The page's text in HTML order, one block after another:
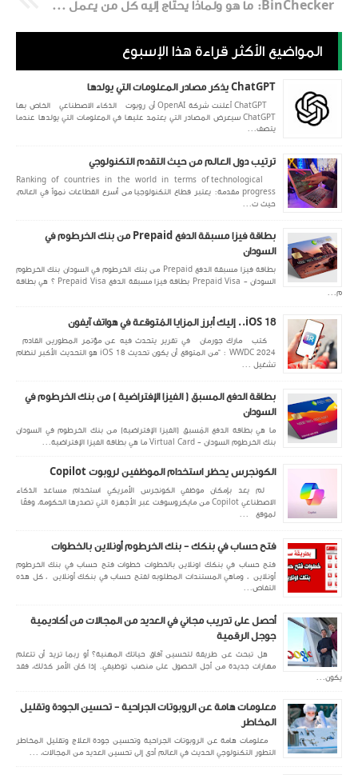
BinChecker: ما هو ولماذا يحتاج إليه كل من يعمل في مجال المدفوعات
المواضيع الأكثر قراءة هذا الإسبوع
ChatGPT يذكر مصادر المعلومات التي يولدها
ChatGPT أعلنت شركة OpenAI أن روبوت الذكاء الاصطناعي الخاص بها
ChatGPT سيعرض المصادر التي يعتمد عليها في المعلومات التي يولدها عندما
يتصف...
ترتيب دول العالم من حيث التقدم التكنولوجي
Ranking of countries in the world in terms of technological
progress مقدمة: يعتبر قطاع التكنولوجيا من أسرع القطاعات نمواً في العالم،
حيث ت...
بطاقة فيزا مسبقة الدفع Prepaid من بنك الخرطوم في
السودان
بطاقة فيزا مسبقة الدفع Prepaid من بنك الخرطوم في السودان بنك الخرطوم
السودان - Prepaid Visa بطاقة فيزا مسبقة الدفع Prepaid Visa ؟ هي بطاقة
م...
iOS 18.. إليك أبرز المزايا المُتوقعة في هواتف آيفون
كتب مارك جورمان في تقرير يتحدث فيه عن مؤتمر المطورين القادم
WWDC 2024 : “من المتوقع أن يكون تحديث iOS 18 هو التحديث الأكبر لنظام
تشغيل ...
بطاقة الدفع المسبق ( الفيزا الإفتراضية ) من بنك الخرطوم في
السودان
ما هي بطاقة الدفع المُسبق (الفيزا الإفتراضية) من بنك الخرطوم في السودان
بنك الخرطوم السودان - Virtual Card ما هي بطاقة الفيزا الإفتراضية...
الكونجرس يحظر استخدام الموظفين لروبوت Copilot
لم يعد بإمكان موظفي الكونجرس الأمريكي استخدام مساعد الذكاء
الاصطناعي Copilot من مايكروسوفت عبر الأجهزة التي تصدرها الحكومة، وفقًا
لموقع ...
فتح حساب في بنكك - بنك الخرطوم أونلاين بالخطوات
فتح حساب في بنكك اونلاين بالخطوات خطوات فتح حساب في بنك الخرطوم
أونلاين ، وماهي المستندات المطلوبه لفتح حساب في بنكك أونلاين ، كل هذه
التفاص...
أحصل على تدريب مجاني في العديد من المجالات من أكاديمية
جوجل الرقمية
هل تبحث عن طريقة لتحسين آفاق حياتك المهنية؟ أو ربما تريد أن تتعلم
مهارات جديدة من أجل الحصول على منصب توظيفي. إذا كان الأمر كذلك، فقد
يكون...
معلومات هامة عن الروبوتات الجراحية - تحسين الجودة وتقليل
المخاطر
معلومات هامة عن الروبوتات الجراحية وتحسين جودة العلاج وتقليل المخاطر
التطور التكنولوجي الحديث في العالم أدى إلى تحسين العديد من المجالات، ...